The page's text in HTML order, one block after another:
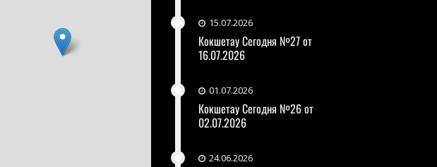
15.07.2026
Кокшетау Сегодня №27 от
16.07.2026
01.07.2026
Кокшетау Сегодня №26 от
02.07.2026
24.06.2026